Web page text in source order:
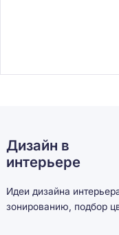
Дизайн в
интерьере
Идеи дизайна
зонированию, подбор